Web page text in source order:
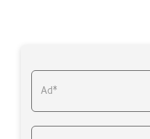
Ad*